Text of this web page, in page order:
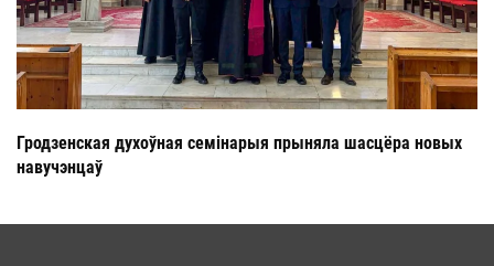
Гродзенская духоўная семінарыя прыняла шасцёра новых
навучэнцаў